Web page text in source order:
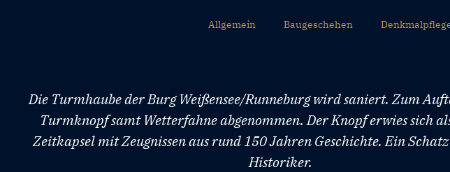
Allgemein Baugeschehen
Die Turmhaube der Burg Weißensee/Runneburg wird saniert. Zum
Turmknopf samt Wetterfahne abgenommen. Der Knopf erwies sich
Zeitkapsel mit Zeugnissen aus rund 150 Jahren Geschichte. Ein
Historiker.